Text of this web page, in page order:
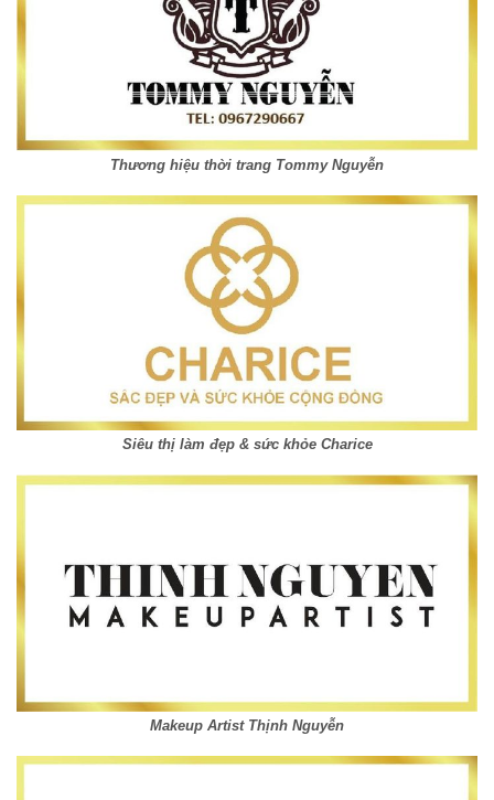
Thương hiệu thời trang Tommy Nguyễn
Siêu thị làm đẹp & sức khỏe Charice
Makeup Artist Thịnh Nguyễn